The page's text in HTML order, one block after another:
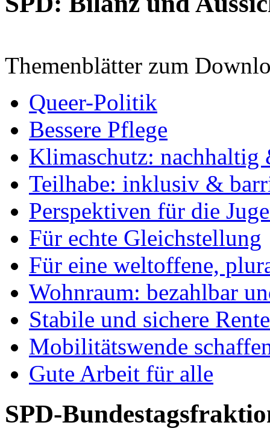
Themenblätter zum
Queer-Politik
Bessere Pflege
Klimaschutz: nachhaltig
Teilhabe: inklusiv &
Perspektiven für die
Für echte Gleichstellung
Für eine weltoffene,
Wohnraum: bezahlbar
Stabile und sichere
Mobilitätswende
Gute Arbeit für alle
SPD-